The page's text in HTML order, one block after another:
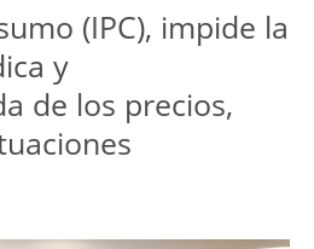
(IPC), impide la
y
de los precios,